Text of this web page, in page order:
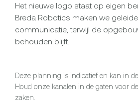
Het nieuwe logo staat op eigen
Breda Robotics maken we
communicatie, terwijl de
behouden blijft.
Deze planning is indicatief en kan in
Houd onze kanalen in de gaten voor
zaken.